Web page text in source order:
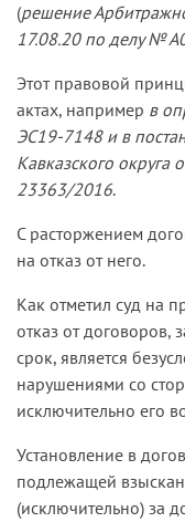
(решение
17.08.20 по делу №
Этот правовой
актах, например в
ЭС19-7148 и в
Кавказского округа
23363/2016.
С расторжением
на отказ от него.
Как отметил суд на
отказ от
срок, является
нарушениями со
исключительно его
Установление в
подлежащей
(исключительно) за